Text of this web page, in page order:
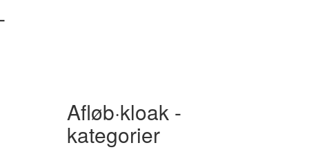
Afløb·kloak -
kategorier